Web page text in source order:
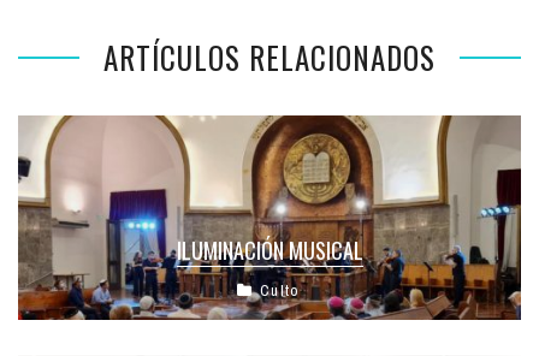
ARTÍCULOS RELACIONADOS
ILUMINACIÓN MUSICAL
Culto